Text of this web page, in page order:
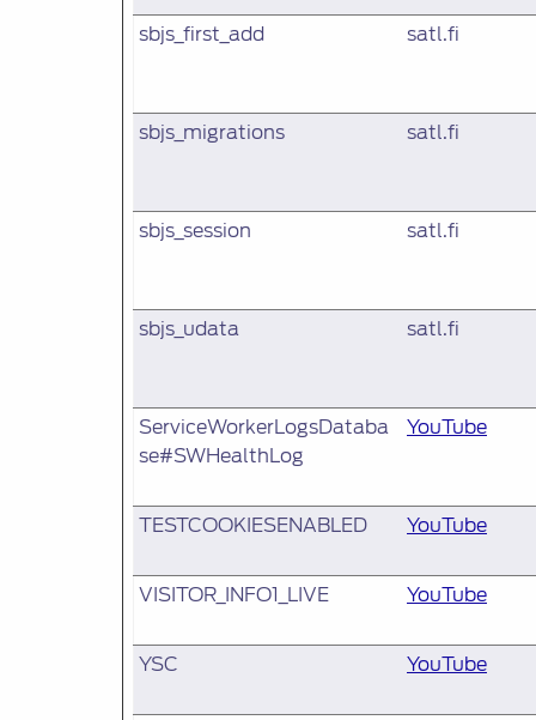
sbjs_first_add satl.fi
sbjs_migrations satl.fi
sbjs_session satl.fi
sbjs_udata satl.fi
ServiceWorkerLogsDataba
se#SWHealthLog
YouTube
TESTCOOKIESENABLED YouTube
VISITOR_INFO1_LIVE YouTube
YSC YouTube